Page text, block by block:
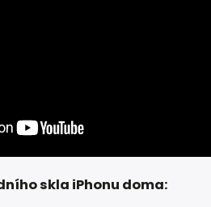
skla iPhonu doma: